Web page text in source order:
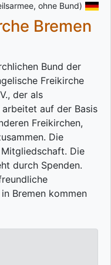
ohne Bund)
Bremen
Bund der
Freikirche
der als
auf der Basis
Freikirchen,
Die
Die
durch Spenden.
Bremen kommen